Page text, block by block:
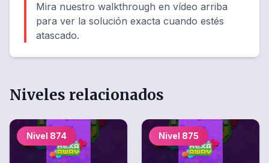
Mira nuestro walkthrough en vídeo arriba
para ver la solución exacta cuando estés
atascado.
Niveles relacionados
Nivel 874 Nivel 875